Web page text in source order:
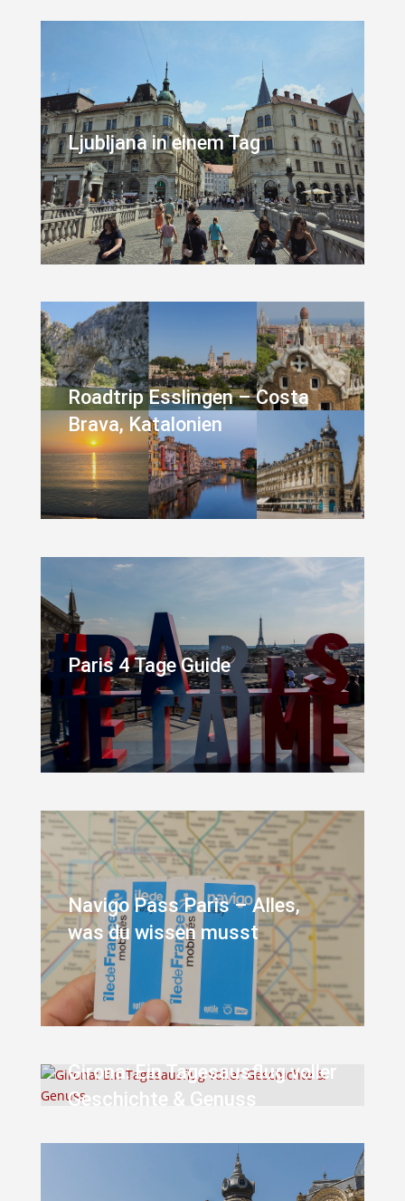
Ljubljana in einem Tag
Roadtrip Esslingen – Costa
Brava, Katalonien
Paris 4 Tage Guide
Navigo Pass Paris – Alles,
was du wissen musst
Girona: Ein Tagesausflug voller
Geschichte & Genuss